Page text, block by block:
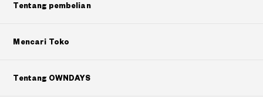
Tentang pembelian
Mencari Toko
Tentang OWNDAYS